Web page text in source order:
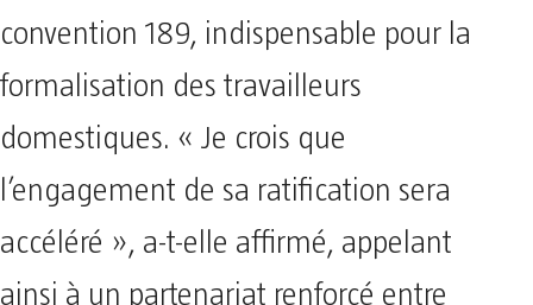
convention 189, indispensable pour la
formalisation des travailleurs
domestiques. « Je crois que
l’engagement de sa ratification sera
accéléré », a-t-elle affirmé, appelant
ainsi à un partenariat renforcé entre